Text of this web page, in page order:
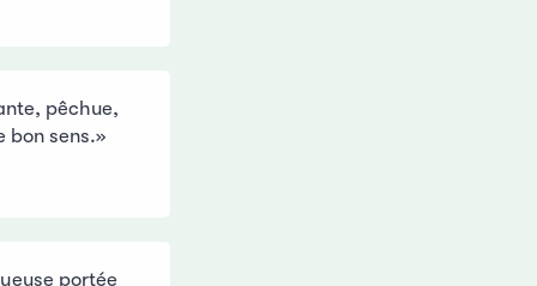
pêchue,
bon sens.»
portée